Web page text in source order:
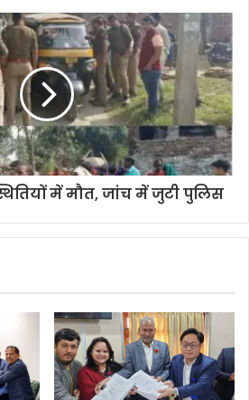
में मौत, जांच में जुटी पुलिस